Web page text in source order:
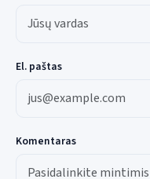
El. paštas
Komentaras